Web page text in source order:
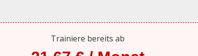
Trainiere bereits ab